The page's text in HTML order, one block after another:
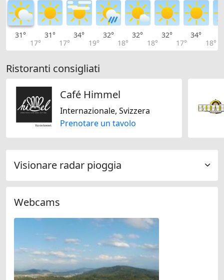
31°
17°
31°
17°
34°
19°
32°
18°
32°
18°
32°
17°
34°
18°
Ristoranti consigliati
Café Himmel
Internazionale, Svizzera
Prenotare un tavolo
Visionare radar pioggia
Webcams